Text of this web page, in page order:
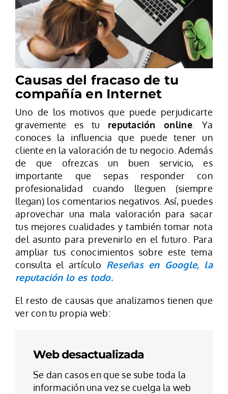
Causas del fracaso de tu
compañía en Internet
Uno de los motivos que puede perjudicarte
gravemente es tu reputación online. Ya
conoces la influencia que puede tener un
cliente en la valoración de tu negocio. Además
de que ofrezcas un buen servicio, es
importante que sepas responder con
profesionalidad cuando lleguen (siempre
llegan) los comentarios negativos. Así, puedes
aprovechar una mala valoración para sacar
tus mejores cualidades y también tomar nota
del asunto para prevenirlo en el futuro. Para
ampliar tus conocimientos sobre este tema
consulta el artículo Reseñas en Google, la
reputación lo es todo.
El resto de causas que analizamos tienen que
ver con tu propia web:
Web desactualizada
Se dan casos en que se sube toda la
información una vez se cuelga la web